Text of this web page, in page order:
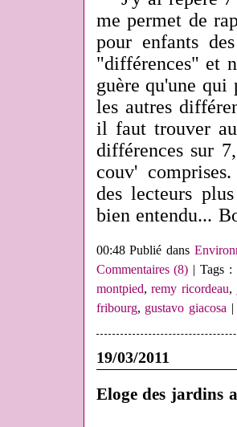
me permet de
pour enfants
"différences" et
guère qu'une
les autres
il faut trouver
différences sur
couv'
des lecteurs
bien entendu...
00:48 Publié dans
Commentaires (8) | Tags :
montpied,remy ricordeau,
fribourg, gustavo giacosa |
19/03/2011
Eloge des jardins